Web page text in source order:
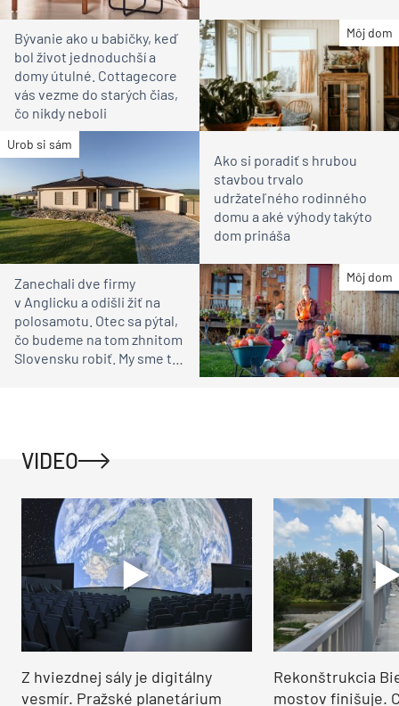
Môj dom
Bývanie ako u babičky, keď
bol život jednoduchší a
domy útulné. Cottagecore
vás vezme do starých čias,
čo nikdy neboli
Urob si sám
Ako si poradiť s hrubou
stavbou trvalo
udržateľného rodinného
domu a aké výhody takýto
dom prináša
Môj dom
Zanechali dve firmy
v Anglicku a odišli žiť na
polosamotu. Otec sa pýtal,
čo budeme na tom zhnitom
Slovensku robiť. My sme to
VIDEO
Z hviezdnej sály je digitálny
vesmír. Pražské planetárium
Rekonštrukcia
mostov finišuje.